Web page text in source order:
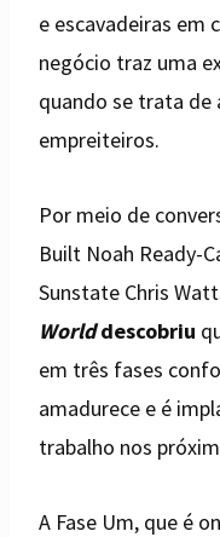
e escavadeiras em
negócio traz uma
quando se trata de
empreiteiros.
Por meio de
Built Noah Ready-
Sunstate Chris
Worlddescobriu
em três fases
amadurece e é
trabalho nos
A Fase Um, que é